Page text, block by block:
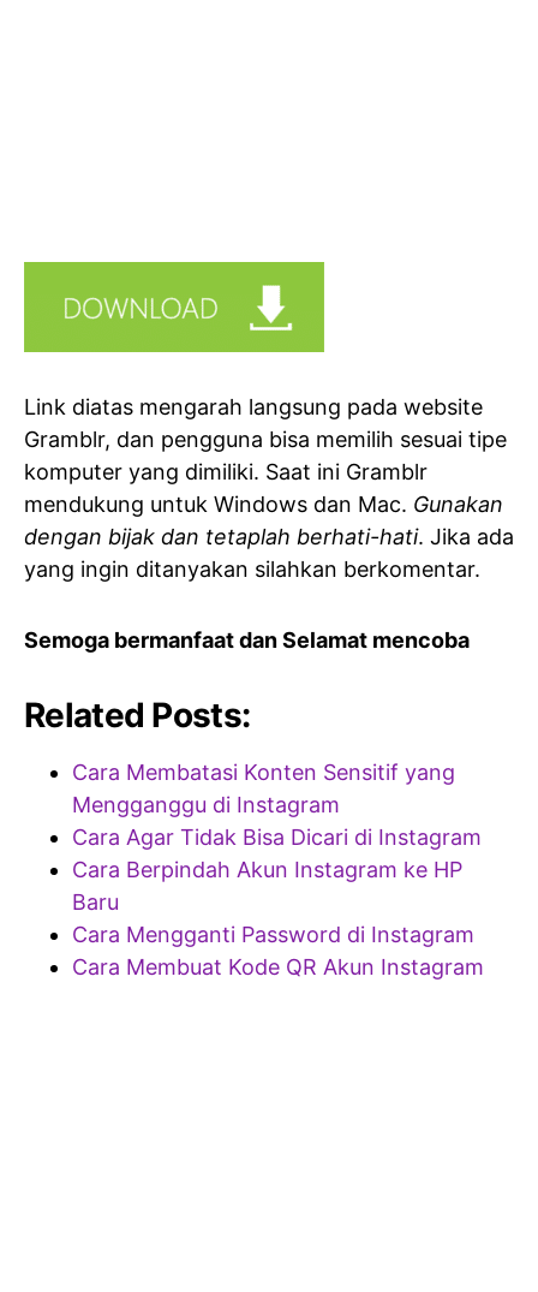
Link diatas mengarah langsung pada website
Gramblr, dan pengguna bisa memilih sesuai tipe
komputer yang dimiliki. Saat ini Gramblr
mendukung untuk Windows dan Mac. Gunakan
dengan bijak dan tetaplah berhati-hati. Jika ada
yang ingin ditanyakan silahkan berkomentar.
Semoga bermanfaat dan Selamat mencoba
Related Posts:
Cara Membatasi Konten Sensitif yang
Mengganggu di Instagram
Cara Agar Tidak Bisa Dicari di Instagram
Cara Berpindah Akun Instagram ke HP
Baru
Cara Mengganti Password di Instagram
Cara Membuat Kode QR Akun Instagram